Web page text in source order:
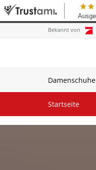
Bekannt von
Damenschuhe
Startseite